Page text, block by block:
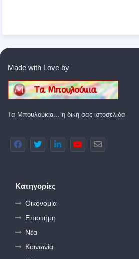
Made with Love by
Τα Μπουλούκια... η δική σας ιστοσελίδα
Κατηγορίες
Οικονομία
Επιστήμη
Νέα
Κοινωνία